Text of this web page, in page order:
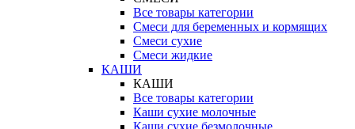
Все товары категории
Смеси для беременных и кормящих
Смеси сухие
Смеси жидкие
КАШИ
КАШИ
Все товары категории
Каши сухие молочные
Каши сухие безмолочные